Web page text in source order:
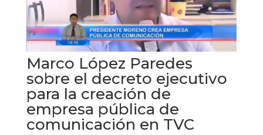
Marco López Paredes
sobre el decreto ejecutivo
para la creación de
empresa pública de
comunicación en TVC